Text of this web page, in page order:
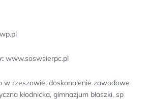
www.soswsierpc.pl
w rzeszowie, doskonalenie zawodowe
kłodnicka, gimnazjum błaszki, sp